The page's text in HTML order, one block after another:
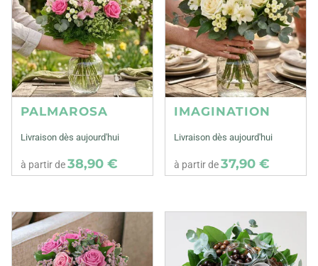
PALMAROSA
Livraison dès aujourd'hui
à partir de38,90 €
IMAGINATION
Livraison dès aujourd'hui
à partir de37,90 €